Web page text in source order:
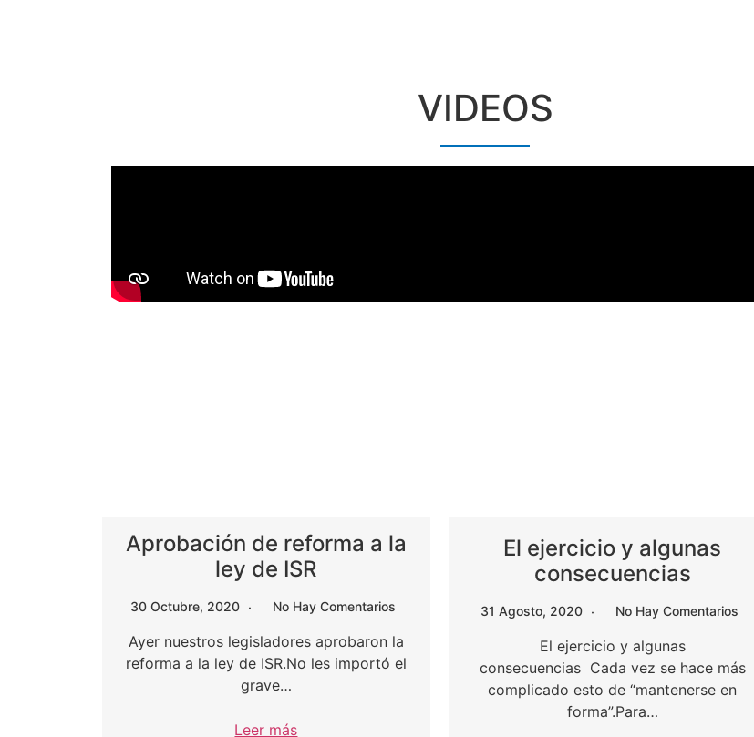
VIDEOS
Aprobación de reforma a la
ley de ISR
30 Octubre, 2020 No Hay Comentarios
Ayer nuestros legisladores aprobaron la
reforma a la ley de ISR.No les importó el
grave…
Leer más
El ejercicio y algunas
consecuencias
31 Agosto, 2020 No Hay Comentarios
El ejercicio y algunas
consecuencias Cada vez se hace más
complicado esto de “mantenerse en
forma”.Para…